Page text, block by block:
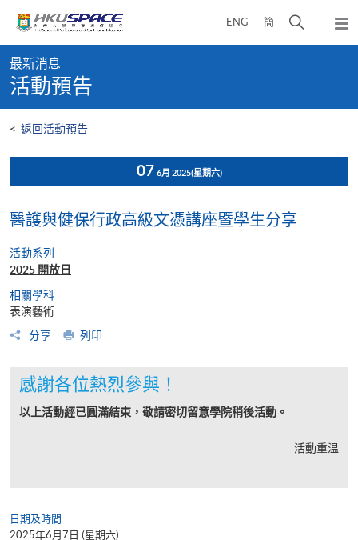
content
ENG 簡
開
彈
出
content
start
最新消息
活動預告
< 返回活動預告
07 6月 2025(星期六)
醫護與健保行政高級文憑講座暨學生分享
活動系列
2025 開放日
相關學科
表演藝術
分享
列印
感謝各位熱烈參與！
以上活動經已圓滿結束，敬請密切留意學院稍後活動。
活動重温
日期及時間
2025年6月7日 (星期六)